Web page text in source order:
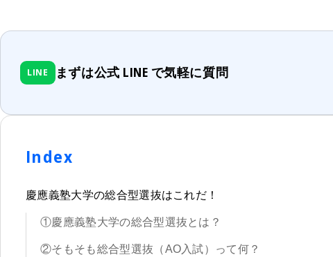
LINE まずは公式 LINE で気軽に質問
Index
慶應義塾大学の総合型選抜はこれだ！
①慶應義塾大学の総合型選抜とは？
②そもそも総合型選抜（AO入試）って何？